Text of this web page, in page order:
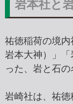
岩本社と
祐徳稲荷の境内
岩本大神）」
った、岩と石
岩崎社は、祐